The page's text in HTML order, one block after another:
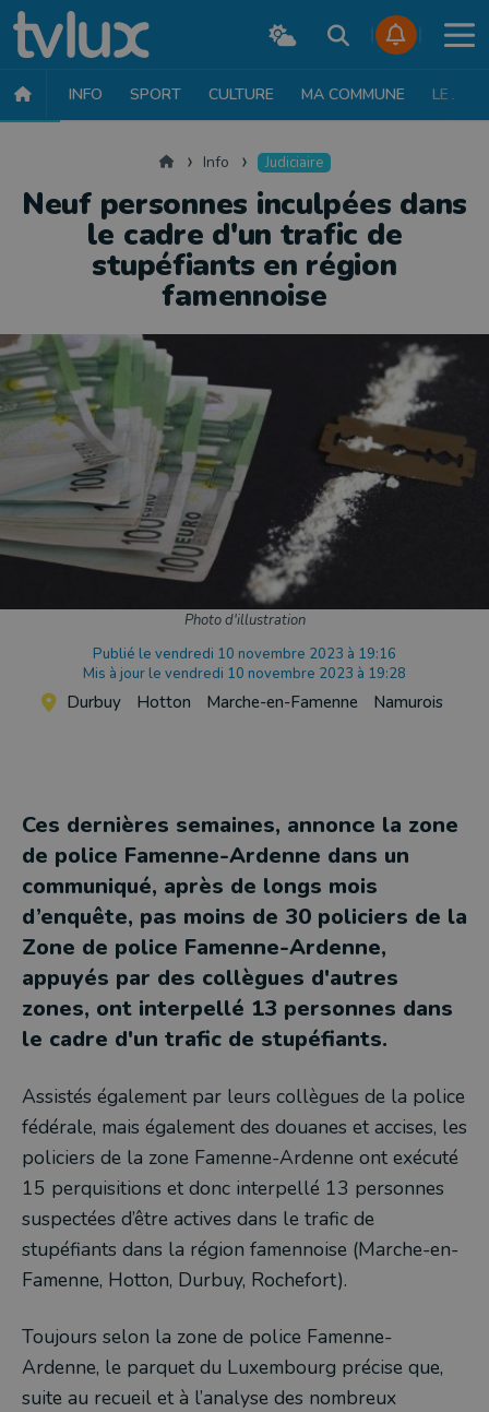
INFO SPORT CULTURE MA COMMUNE LE JT
AccueilInfo Judiciaire
Neuf personnes inculpées dans
le cadre d'un trafic de
stupéfiants en région
famennoise
Photo d'illustration
Publié le vendredi 10 novembre 2023 à 19:16
Mis à jour le vendredi 10 novembre 2023 à 19:28
Durbuy Hotton Marche-en-Famenne Namurois
Ces dernières semaines, annonce la zone
de police Famenne-Ardenne dans un
communiqué, après de longs mois
d’enquête, pas moins de 30 policiers de la
Zone de police Famenne-Ardenne,
appuyés par des collègues d'autres
zones, ont interpellé 13 personnes dans
le cadre d'un trafic de stupéfiants.
Assistés également par leurs collègues de la police
fédérale, mais également des douanes et accises, les
policiers de la zone Famenne-Ardenne ont exécuté
15 perquisitions et donc interpellé 13 personnes
suspectées d’être actives dans le trafic de
stupéfiants dans la région famennoise (Marche-en-
Famenne, Hotton, Durbuy, Rochefort).
Toujours selon la zone de police Famenne-
Ardenne, le parquet du Luxembourg précise que,
suite au recueil et à l’analyse des nombreux